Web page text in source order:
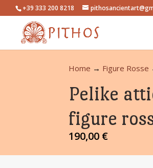
+39 333 200 8218
Home → Figure Rosse
Pelike
figure
190,00 €